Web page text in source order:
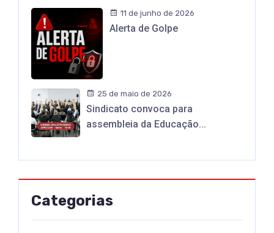
11 de junho de 2026
Alerta de Golpe
25 de maio de 2026
Sindicato convoca para
assembleia da Educação...
Categorias